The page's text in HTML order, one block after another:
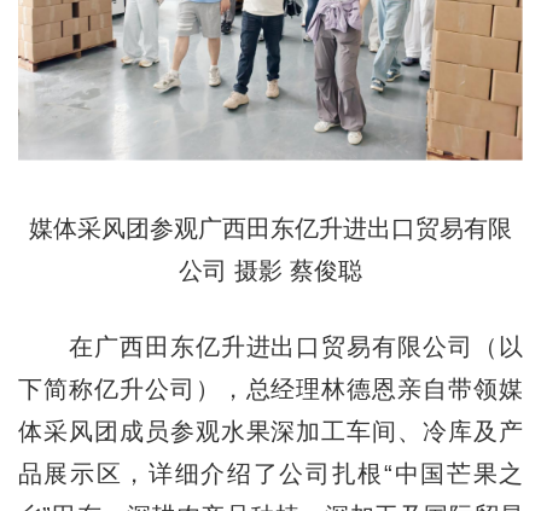
媒体采风团参观广西田东亿升进出口贸易有限
公司 摄影 蔡俊聪
在广西田东亿升进出口贸易有限公司（以
下简称亿升公司），总经理林德恩亲自带领媒
体采风团成员参观水果深加工车间、冷库及产
品展示区，详细介绍了公司扎根“中国芒果之